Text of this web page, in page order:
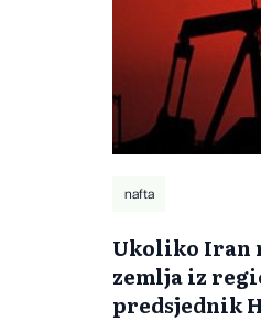
nafta
Ukoliko Iran
zemlja iz
predsjednik